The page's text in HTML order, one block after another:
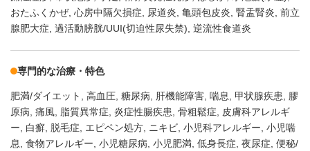
おたふくかぜ 心房中隔欠損症 尿道炎 亀頭包皮炎 腎盂腎炎 前立
腺肥大症 過活動膀胱/UUI(切迫性尿失禁) 逆流性食道炎
専門的な治療・特色
肥満/ダイエット 高血圧 糖尿病 肝機能障害 喘息 甲状腺疾患
膠
原病 痛風 脂質異常症 炎症性腸疾患 骨粗鬆症
皮膚科アレルギ
ー
白癬 脱毛症 エピペン処方 ニキビ 小児科アレルギー 小児喘
息
食物アレルギー 小児糖尿病 小児肥満 低身長症 夜尿症 便秘/